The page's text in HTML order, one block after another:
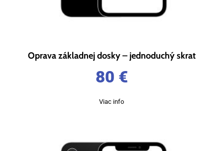
Oprava základnej dosky – jednoduchý skrat
80 €
Viac info